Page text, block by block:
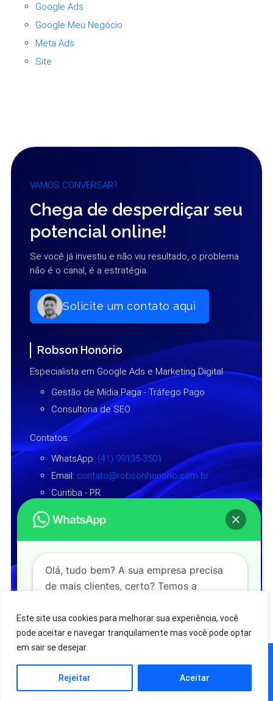
Este site usa cookies para melhorar sua experiência, você
pode aceitar e navegar tranquilamente mas você pode optar
em sair se desejar.
Rejeitar Aceitar
Google Ads
Google Meu Negócio
Meta Ads
Site
VAMOS CONVERSAR?
Chega de desperdiçar seu
potencial online!
Se você já investiu e não viu resultado, o problema
não é o canal, é a estratégia.
Solicite um contato aqui
Robson Honório
Especialista em Google Ads e Marketing Digital
Gestão de Mídia Paga - Tráfego Pago
Consultoria de SEO
Contatos:
WhatsApp: (41) 99135-3501
Email: contato@robsonhonorio.com.br
Curitiba - PR
Siga nas redes sociais:
© 2025-2026 Todos os direitos reservados à RHS
STUDIO.
Olá, tudo bem? A sua empresa precisa
de mais clientes, certo? Temos a
Fale conosco!
Falar pelo WhatsApp